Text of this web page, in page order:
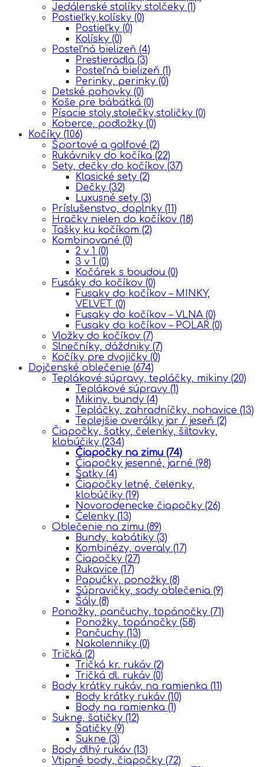
Jedálenské stolíky stolčeky (1)
Postieľky,kolísky (0)
Postieľky (0)
Kolísky (0)
Posteľná bielizeň (4)
Prestieradla (3)
Posteľná bielizeň (1)
Perinky, perinky (0)
Detské pohovky (0)
Koše pre bábätká (0)
Písacie stoly,stolečky,stoličky (0)
Koberce, podložky (0)
Kočíky (106)
Športové a golfové (2)
Rukávniky do kočíka (22)
Sety, dečky do kočíkov (37)
Klasické sety (2)
Dečky (32)
Luxusné sety (3)
Príslušenstvo, doplnky (11)
Hračky nielen do kočíkov (18)
Tašky ku kočíkom (2)
Kombinované (0)
2 v 1 (0)
3 v 1 (0)
Kočárek s boudou (0)
Fusáky do kočíkov (0)
Fusaky do kočíkov – MINKY,
VELVET (0)
Fusaky do kočíkov – VLNA (0)
Fusaky do kočíkov – POLAR (0)
Vložky do kočíkov (7)
Slnečníky, dáždniky (7)
Kočíky pre dvojičky (0)
Dojčenské oblečenie (674)
Teplákové súpravy, tepláčky, mikiny (20)
Teplákové súpravy (1)
Mikiny, bundy (4)
Tepláčky, zahradníčky, nohavice (13)
Teplejšie overálky jar / jeseň (2)
Čiapočky, šatky, čelenky, šiltovky,
klobúčiky (234)
Čiapočky na zimu (74)
Čiapočky jesenné, jarné (98)
Šatky (4)
Čiapočky letné, čelenky,
klobúčiky (19)
Novorodenecke čiapočky (26)
Čelenky (13)
Oblečenie na zimu (89)
Bundy, kabátiky (3)
Kombinézy, overaly (17)
Čiapočky (27)
Rukavice (17)
Papučky, ponožky (8)
Súpravičky, sady oblečenia (9)
Šály (8)
Ponožky, pančuchy, topánočky (71)
Ponožky, topánočky (58)
Pančuchy (13)
Nakolenniky (0)
Tričká (2)
Tričká kr. rukáv (2)
Tričká dl. rukáv (0)
Body krátky rukáv, na ramienka (11)
Body krátky rukáv (10)
Body na ramienka (1)
Sukne, šatičky (12)
Šatičky (9)
Sukne (3)
Body dlhý rukáv (13)
Vtipné body, čiapočky (72)